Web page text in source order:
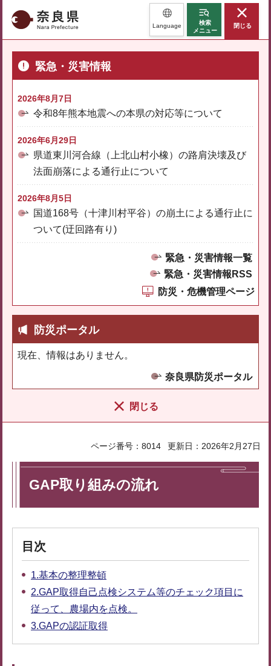
奈良県 Language
検索
メニュー
閉じる
緊急・災害情報
2026年8月7日
令和8年熊本地震への本県の対応等について
2026年6月29日
県道東川河合線（上北山村小橡）の路肩決壊及び
法面崩落による通行止について
2026年8月5日
国道168号（十津川村平谷）の崩土による通行止に
ついて(迂回路有り)
緊急・災害情報一覧
緊急・災害情報RSS
防災・危機管理ページ
防災ポータル
現在、情報はありません。
奈良県防災ポータル
閉じる
ページ番号：8014 更新日：2026年2月27日
GAP取り組みの流れ
目次
1.基本の整理整頓
2.GAP取得自己点検システム等のチェック項目に
従って、農場内を点検。
3.GAPの認証取得